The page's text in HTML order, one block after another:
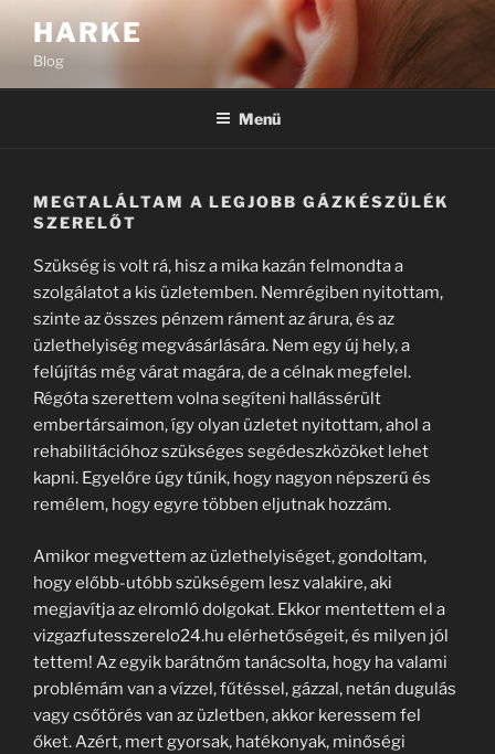
HARKE
Blog
Menü
MEGTALÁLTAM A LEGJOBB GÁZKÉSZÜLÉK
SZERELŐT
Szükség is volt rá, hisz a mika kazán felmondta a
szolgálatot a kis üzletemben. Nemrégiben nyitottam,
szinte az összes pénzem ráment az árura, és az
üzlethelyiség megvásárlására. Nem egy új hely, a
felújítás még várat magára, de a célnak megfelel.
Régóta szerettem volna segíteni hallássérült
embertársaimon, így olyan üzletet nyitottam, ahol a
rehabilitációhoz szükséges segédeszközöket lehet
kapni. Egyelőre úgy tűnik, hogy nagyon népszerű és
remélem, hogy egyre többen eljutnak hozzám.
Amikor megvettem az üzlethelyiséget, gondoltam,
hogy előbb-utóbb szükségem lesz valakire, aki
megjavítja az elromló dolgokat. Ekkor mentettem el a
vizgazfutesszerelo24.hu elérhetőségeit, és milyen jól
tettem! Az egyik barátnőm tanácsolta, hogy ha valami
problémám van a vízzel, fűtéssel, gázzal, netán dugulás
vagy csőtörés van az üzletben, akkor keressem fel
őket. Azért, mert gyorsak, hatékonyak, minőségi